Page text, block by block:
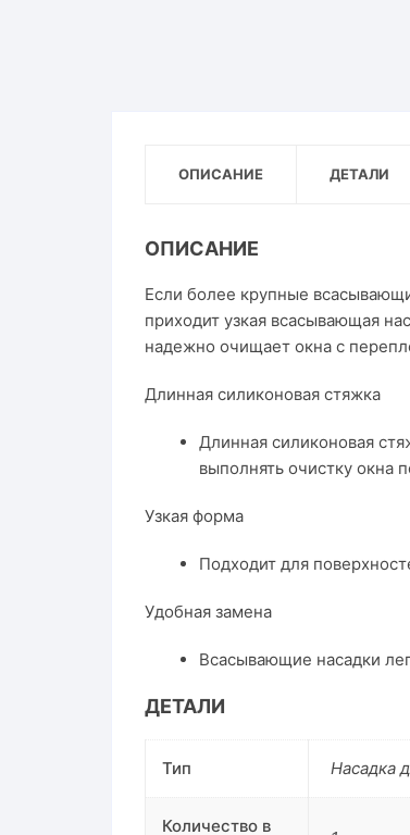
ОПИСАНИЕ ДЕТАЛИ
ОПИСАНИЕ
Если более крупные
приходит узкая всасывающая
надежно очищает окна с
Длинная силиконовая стяжка
Длинная силиконовая
выполнять очистку окна
Узкая форма
Подходит для
Удобная замена
Всасывающие насадки
ДЕТАЛИ
Тип Насадка
Количество в